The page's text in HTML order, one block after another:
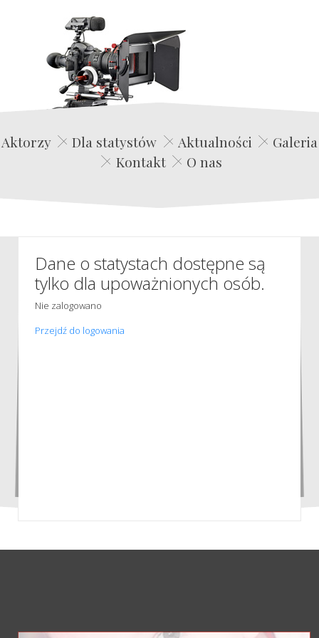
Edwin Film Agencja Aktorska
Aktorzy Dla statystów Aktualności
Galeria
Kontakt
O nas
Dane o statystach dostępne są
tylko dla upoważnionych osób.
Nie zalogowano
Przejdź do logowania